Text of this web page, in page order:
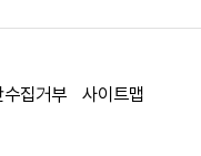
수집거부 사이트맵